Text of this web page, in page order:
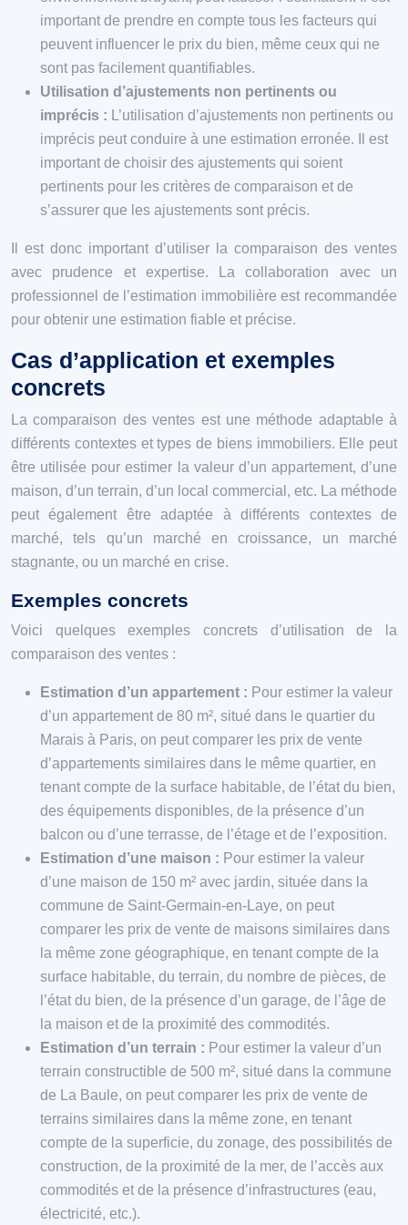
important de prendre en compte tous les facteurs qui
peuvent influencer le prix du bien, même ceux qui ne
sont pas facilement quantifiables.
Utilisation d’ajustements non pertinents ou
imprécis :
L’utilisation d’ajustements non pertinents ou
imprécis peut conduire à une estimation erronée. Il est
important de choisir des ajustements qui soient
pertinents pour les critères de comparaison et de
s’assurer que les ajustements sont précis.
Il est donc important d’utiliser la comparaison des ventes
avec prudence et expertise. La collaboration avec un
professionnel de l’estimation immobilière est recommandée
pour obtenir une estimation fiable et précise.
Cas d’application et exemples
concrets
La comparaison des ventes est une méthode adaptable à
différents contextes et types de biens immobiliers. Elle peut
être utilisée pour estimer la valeur d’un appartement, d’une
maison, d’un terrain, d’un local commercial, etc. La méthode
peut également être adaptée à différents contextes de
marché, tels qu’un marché en croissance, un marché
stagnante, ou un marché en crise.
Exemples concrets
Voici quelques exemples concrets d’utilisation de la
comparaison des ventes :
Estimation d’un appartement : Pour estimer la valeur
d’un appartement de 80 m², situé dans le quartier du
Marais à Paris, on peut comparer les prix de vente
d’appartements similaires dans le même quartier, en
tenant compte de la surface habitable, de l’état du bien,
des équipements disponibles, de la présence d’un
balcon ou d’une terrasse, de l’étage et de l’exposition.
Estimation d’une maison : Pour estimer la valeur
d’une maison de 150 m² avec jardin, située dans la
commune de Saint-Germain-en-Laye, on peut
comparer les prix de vente de maisons similaires dans
la même zone géographique, en tenant compte de la
surface habitable, du terrain, du nombre de pièces, de
l’état du bien, de la présence d’un garage, de l’âge de
la maison et de la proximité des commodités.
Estimation d’un terrain : Pour estimer la valeur d’un
terrain constructible de 500 m², situé dans la commune
de La Baule, on peut comparer les prix de vente de
terrains similaires dans la même zone, en tenant
compte de la superficie, du zonage, des possibilités de
construction, de la proximité de la mer, de l’accès aux
commodités et de la présence d’infrastructures (eau,
électricité, etc.).